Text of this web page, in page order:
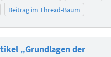
Beitrag im Thread-Baum
„Grundlagen der